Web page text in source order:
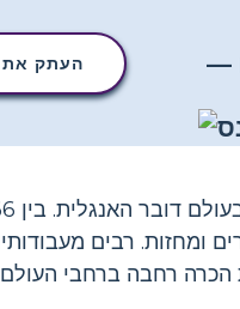
העתק את
הכרה רחבה ברחבי